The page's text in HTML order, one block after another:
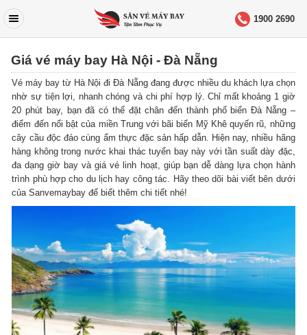
1900 2690
Giá vé máy bay Hà Nội - Đà Nẵng
Vé máy bay từ Hà Nội đi Đà Nẵng đang được nhiều du khách lựa chọn
nhờ sự tiện lợi, nhanh chóng và chi phí hợp lý. Chỉ mất khoảng 1 giờ
20 phút bay, bạn đã có thể đặt chân đến thành phố biển Đà Nẵng –
điểm đến nổi bật của miền Trung với bãi biển Mỹ Khê quyến rũ, những
cây cầu độc đáo cùng ẩm thực đặc sản hấp dẫn. Hiện nay, nhiều hãng
hàng không trong nước khai thác tuyến bay này với tần suất dày đặc,
đa dạng giờ bay và giá vé linh hoạt, giúp bạn dễ dàng lựa chọn hành
trình phù hợp cho du lịch hay công tác. Hãy theo dõi bài viết bên dưới
của Sanvemaybay để biết thêm chi tiết nhé!